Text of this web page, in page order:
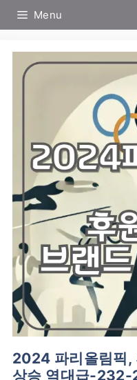
Menu
2024 파리올림픽,
상승 역대급-